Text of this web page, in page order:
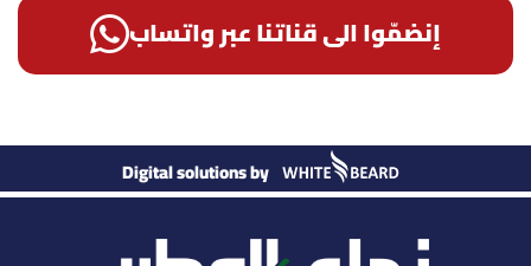
إنضمّوا الى قناتنا عبر واتساب
Digital solutions by